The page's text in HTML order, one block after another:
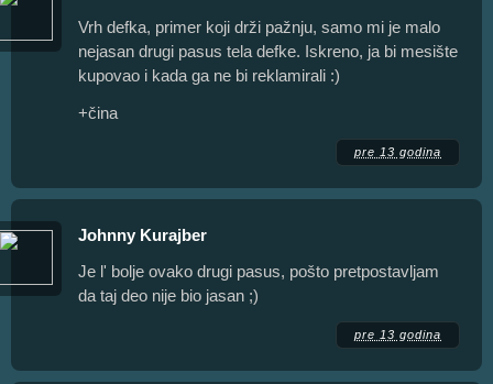
Vrh defka, primer koji drži pažnju, samo mi je malo
nejasan drugi pasus tela defke. Iskreno, ja bi mesište
kupovao i kada ga ne bi reklamirali :)
+čina
pre 13 godina
Johnny Kurajber
Je l' bolje ovako drugi pasus, pošto pretpostavljam
da taj deo nije bio jasan ;)
pre 13 godina